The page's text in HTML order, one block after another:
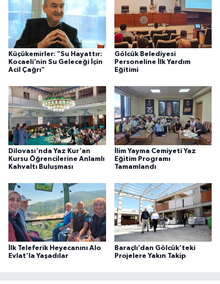
Küçükemirler: "Su Hayattır:
Kocaeli’nin Su Geleceği İçin
Acil Çağrı"
Gölcük Belediyesi
Personeline İlk Yardım
Eğitimi
Dilovası'nda Yaz Kur'an
Kursu Öğrencilerine Anlamlı
Kahvaltı Buluşması
İlim Yayma Cemiyeti Yaz
Eğitim Programı
Tamamlandı
İlk Teleferik Heyecanını Alo
Evlat’la Yaşadılar
Baraçlı’dan Gölcük’teki
Projelere Yakın Takip